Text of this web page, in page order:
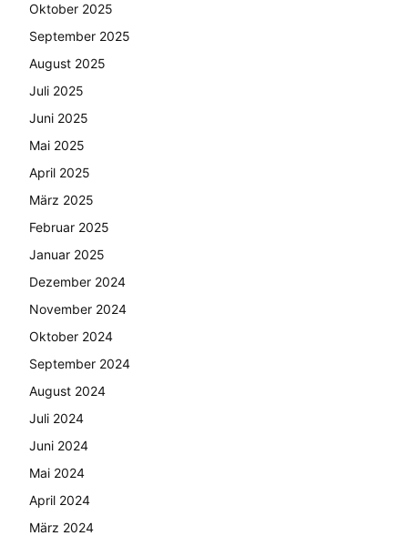
Oktober 2025
September 2025
August 2025
Juli 2025
Juni 2025
Mai 2025
April 2025
März 2025
Februar 2025
Januar 2025
Dezember 2024
November 2024
Oktober 2024
September 2024
August 2024
Juli 2024
Juni 2024
Mai 2024
April 2024
März 2024